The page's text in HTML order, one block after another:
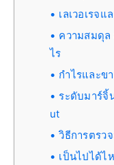
เลเวอเรจแ
ความสมดุล
ไร
กำไรและข
ระดับมาร์จิ้
ut
วิธีการตรว
เป็นไปได้ไ